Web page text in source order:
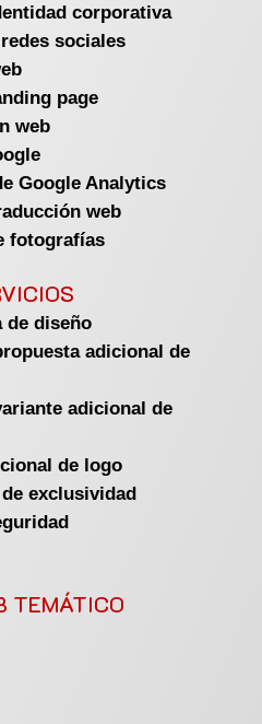
corporativa
sociales
page
web
Google Analytics
web
fotografías
de diseño
adicional de
adicional de
de logo
exclusividad
TEMÁTICO